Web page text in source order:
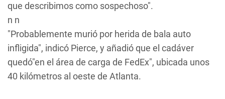
que describimos como sospechoso".
n n
"Probablemente murió por herida de bala auto
infligida", indicó Pierce, y añadió que el cadáver
quedó"en el área de carga de FedEx", ubicada unos
40 kilómetros al oeste de Atlanta.